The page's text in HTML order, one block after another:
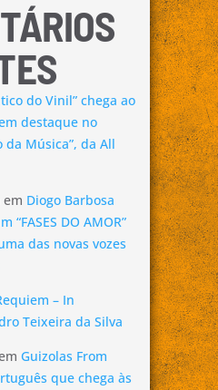
do Vinil” chega ao
destaque no
da Música”, da All
em Diogo Barbosa
“FASES DO AMOR”
das novas vozes
– In
Teixeira da Silva
Guizolas From
que chega às